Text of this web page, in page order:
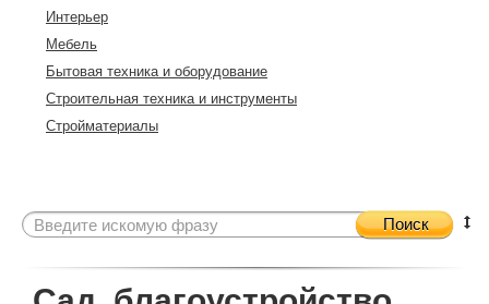
Интерьер
Мебель
Бытовая техника и оборудование
Строительная техника и инструменты
Стройматериалы
Поиск